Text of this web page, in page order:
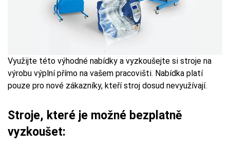
Využijte této výhodné nabídky a vyzkoušejte si stroje na
výrobu výplní přímo na vašem pracovišti. Nabídka platí
pouze pro nové zákazníky, kteří stroj dosud nevyužívají.
Stroje, které je možné bezplatně
vyzkoušet: